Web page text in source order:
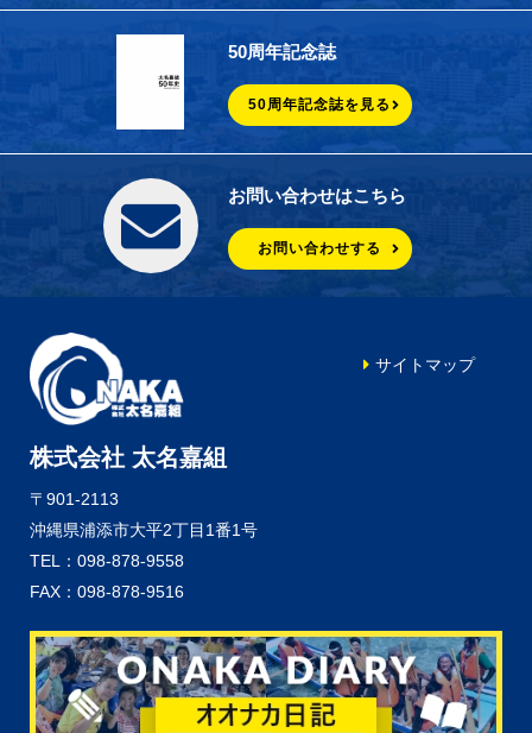
50周年記念誌
50周年記念誌を見る
お問い合わせはこちら
お問い合わせする
株式会社 太名嘉組
〒901-2113
沖縄県浦添市大平2丁目1番1号
TEL：098-878-9558
FAX：098-878-9516
サイトマップ